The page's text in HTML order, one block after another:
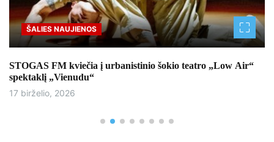
Air“
Sportas
Lietuvos jaunimo rinktinės boksininkai kaupė
tarptautiniame mače Latvijoje
17 birželio, 2026